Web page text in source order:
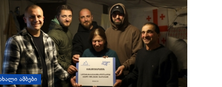
ᲐᲛᲑᲔᲑᲘ